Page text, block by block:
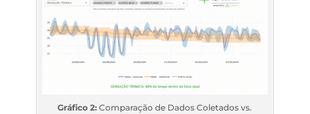
Gráfico 2: Comparação de Dados Coletados vs.